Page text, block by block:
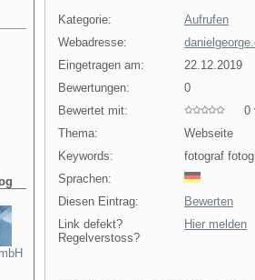
Kategorie:
Aufrufen
Webadresse:
Eingetragen am:
22.12.2019
Bewertungen:
0
Bewertet mit:
0
Thema:
Webseite
Keywords:
fotograf
Sprachen:
Diesen Eintrag:
Bewerten
Link defekt?
Regelverstoss?
Hier melden